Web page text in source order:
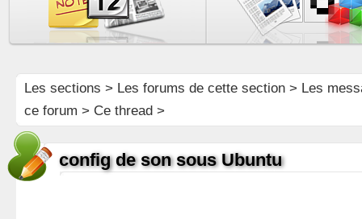
Les sections > Les forums de cette section> Les
ce forum > Ce thread >
config de son sous Ubuntu